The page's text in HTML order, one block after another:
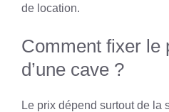
de location.
Comment fixer le
d’une cave ?
Le prix dépend surtout de la